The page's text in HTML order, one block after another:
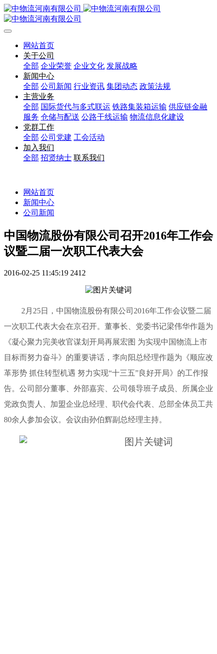
网站首页
关于公司
全部 企业荣誉 企业文化 发展战略
新闻中心
全部 公司新闻 行业资讯 集团动态 政策法规
主营业务
全部 国际货代与多式联运 铁路集装箱运输 供应链金融
服务 仓储与配送 公路干线运输 物流信息化建设
党群工作
全部 公司党建 工会活动
加入我们
全部 招贤纳士 联系我们
网站首页
新闻中心
公司新闻
中国物流股份有限公司召开2016年工作会
议暨二届一次职工代表大会
2016-02-25 11:45:19 2412
2月25日，中国物流股份有限公司2016年工作会议暨二届
一次职工代表大会在京召开。董事长、党委书记梁伟华作题为
《凝心聚力完美收官谋划开局再展宏图 为实现中国物流上市
目标而努力奋斗》的重要讲话，李向阳总经理作题为《顺应改
革形势 抓住转型机遇 努力实现“十三五”良好开局》的工作报
告。公司部分董事、外部嘉宾、公司领导班子成员、所属企业
党政负责人、加盟企业总经理、职代会代表、总部全体员工共
80余人参加会议。会议由孙伯辉副总经理主持。